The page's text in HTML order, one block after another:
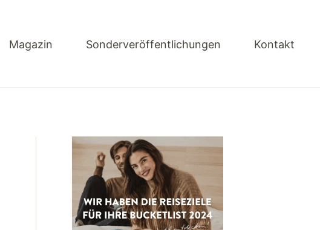
Magazin Sonderveröffentlichungen Kontakt